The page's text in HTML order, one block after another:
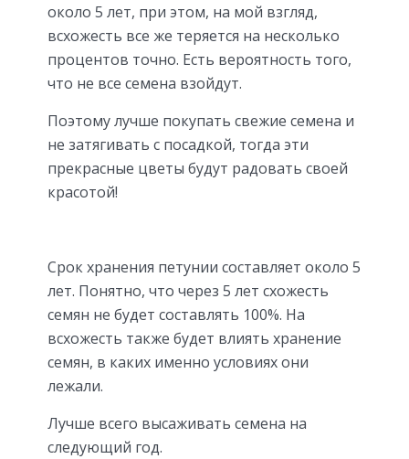
около 5 лет, при этом, на мой взгляд,
всхожесть все же теряется на несколько
процентов точно. Есть вероятность того,
что не все семена взойдут.
Поэтому лучше покупать свежие семена и
не затягивать с посадкой, тогда эти
прекрасные цветы будут радовать своей
красотой!
Срок хранения петунии составляет около 5
лет. Понятно, что через 5 лет схожесть
семян не будет составлять 100%. На
всхожесть также будет влиять хранение
семян, в каких именно условиях они
лежали.
Лучше всего высаживать семена на
следующий год.